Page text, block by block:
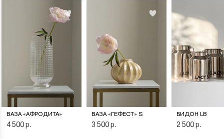
ВАЗА «АФРОДИТА»
4 500 р.
ВАЗА «ГЕФЕСТ» S
3 500 р.
БИДОН LB
2 500 р.